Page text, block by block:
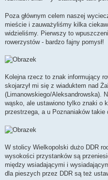
Poza głównym celem naszej
mieście i zauważyliśmy kilka
widzieliśmy. Pierwszy to
rowerzystów - bardzo fajny pomysł!
Kolejna rzecz to znak informujący
skojarzył mi się z wiaduktem nad
(Limanowskiego/Aleksandrowska).
wąsko, ale ustawiono tylko znaki o
przestrzega, a u Poznaniaków takie
W stolicy Wielkopolski dużo DDR
wysokości przystanków są
między wsiadającymi i
dla pieszych przez DDR są też